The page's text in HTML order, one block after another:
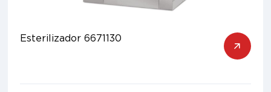
Esterilizador 6671130